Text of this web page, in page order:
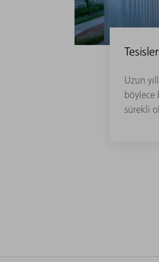
Uzun
böylece
sürekli